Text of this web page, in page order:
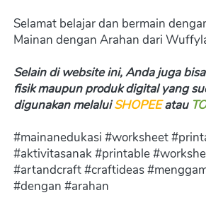
Selamat belajar dan bermain
Mainan dengan Arahan dari
Selain di website ini, Anda juga
fisik maupun produk digital yang
digunakan melalui SHOPEE atau
#mainanedukasi #worksheet
#aktivitasanak #printable
#artandcraft #craftideas
#dengan #arahan